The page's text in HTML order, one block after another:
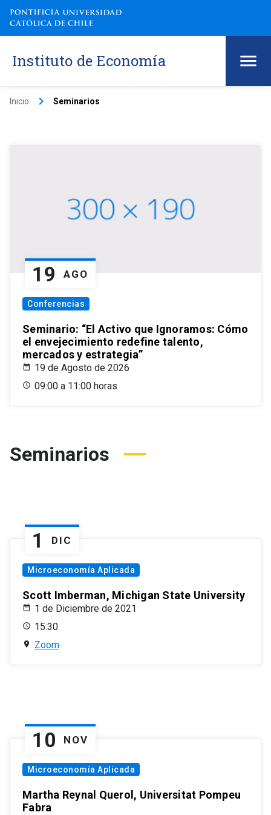
Instituto de Economía
Inicio keyboard_arrow_right Seminarios
19 AGO
Conferencias
Seminario: “El Activo que Ignoramos: Cómo
el envejecimiento redefine talento,
mercados y estrategia”
19 de Agosto de 2026
09:00 a 11:00 horas
Seminarios
1 DIC
Microeconomía Aplicada
Scott Imberman, Michigan State University
1 de Diciembre de 2021
15:30
Zoom
10 NOV
Microeconomía Aplicada
Martha Reynal Querol, Universitat Pompeu
Fabra